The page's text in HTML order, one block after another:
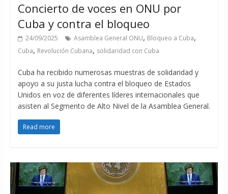
Concierto de voces en ONU por
Cuba y contra el bloqueo
24/09/2025 Asamblea General ONU, Bloqueo a Cuba,
Cuba, Revolución Cubana, solidaridad con Cuba
Cuba ha recibido numerosas muestras de solidaridad y
apoyo a su justa lucha contra el bloqueo de Estados
Unidos en voz de diferentes líderes internacionales que
asisten al Segmento de Alto Nivel de la Asamblea General.
Read more